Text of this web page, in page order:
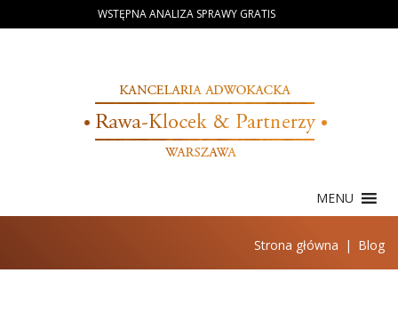
to
WSTĘPNA ANALIZA SPRAWY GRATIS
MENU
Strona główna | Blog
Blog